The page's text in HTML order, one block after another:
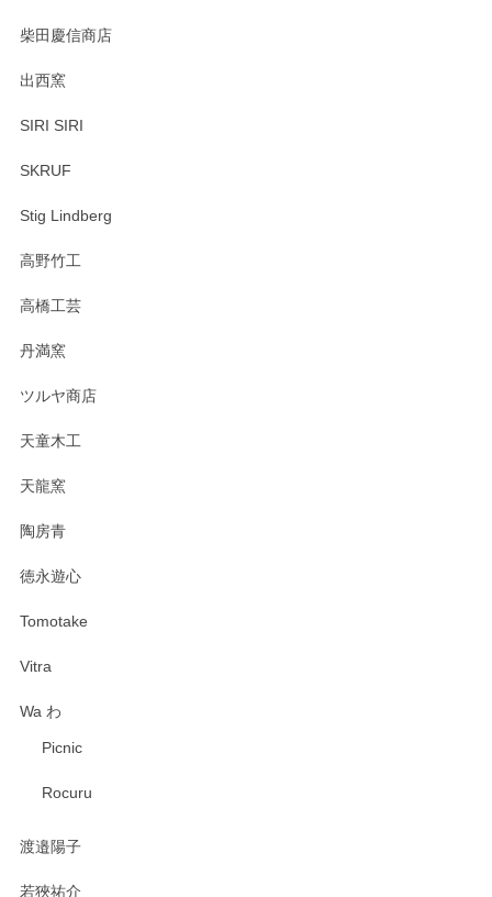
柴田慶信商店
出西窯
SIRI SIRI
SKRUF
Stig Lindberg
高野竹工
高橋工芸
丹満窯
ツルヤ商店
天童木工
天龍窯
陶房青
徳永遊心
Tomotake
Vitra
Wa わ
Picnic
Rocuru
渡邉陽子
若狹祐介